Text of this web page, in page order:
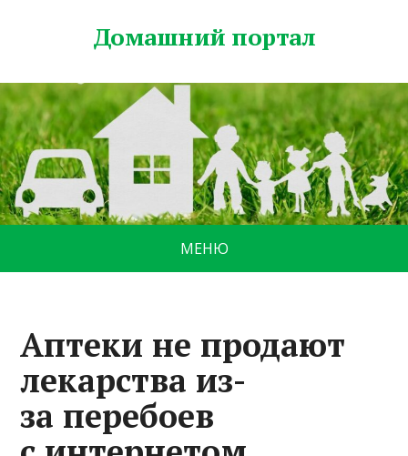
Домашний портал
МЕНЮ
Аптеки не продают
лекарства из-
за перебоев